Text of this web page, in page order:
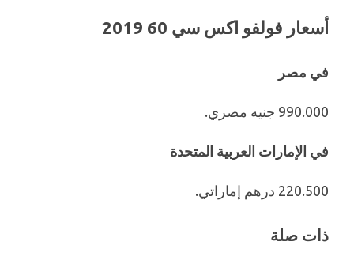
أسعار فولفو اكس سي 60 2019
في مصر
990.000 جنيه مصري.
في الإمارات العربية المتحدة
220.500 درهم إماراتي.
ذات صلة